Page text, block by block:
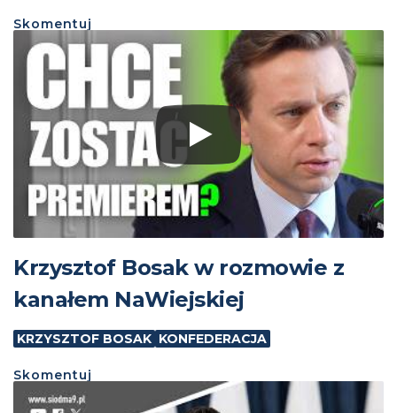
Skomentuj
Krzysztof Bosak w rozmowie z
kanałem NaWiejskiej
KRZYSZTOF BOSAK KONFEDERACJA
Skomentuj